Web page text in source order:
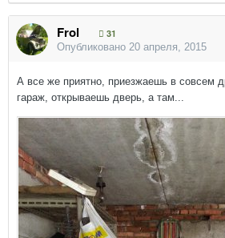
Frol
31
Опубликовано 20 апреля, 2015
А все же приятно, приезжаешь в совсем
гараж, открываешь дверь, а там...